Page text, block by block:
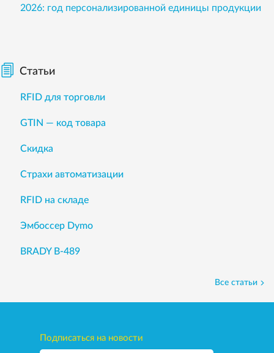
2026: год персонализированной единицы продукции
Статьи
RFID для торговли
GTIN — код товара
Скидка
Страхи автоматизации
RFID на складе
Эмбоссер Dymo
BRADY B-489
Все статьи
Подписаться на новости